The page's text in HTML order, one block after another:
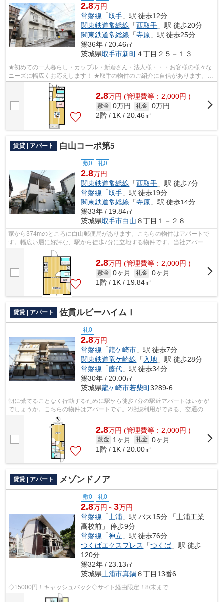
2.8万円
常磐線 「取手 」駅 徒歩12分
関東鉄道常総線 「西取手 」駅 徒歩20分
関東鉄道常総線 「寺原 」駅 徒歩25分
築36年 / 20.46㎡
茨城県取手市新町４丁目２５－１３
★初めての一人暮らし・カップル・新婚さん・法人様・・・お客様の様々な
ニーズに幅広くお応えします！ ★取手の物件のご紹介に自信があります。取
手エリアの最新賃貸情報を幅広く豊富な...
2.8万円 (管理費等：2,000円 )
敷金 0万円 礼金 0万円
2階 / 1K / 20.46㎡
賃貸 | アパート 白山コーポ第5
敷0 礼0
2.8万円
関東鉄道常総線 「西取手 」駅 徒歩7分
常磐線 「取手 」駅 徒歩19分
関東鉄道常総線 「寺原 」駅 徒歩14分
築33年 / 19.84㎡
茨城県取手市白山 ８丁目１－２８
家から374mのところに白山郵便局があります。こちらの物件はアパートで
す。幅広い層に好評な、駅から徒歩7分に立地する物件です。当社アパート
マンション館 取手店があなた様にお届け...
2.8万円 (管理費等：2,000円 )
敷金 0ヶ月 礼金 0ヶ月
1階 / 1K / 19.84㎡
賃貸 | アパート 佐貫ルビーハイムⅠ
礼0
2.8万円
常磐線 「龍ケ崎市 」駅 徒歩7分
関東鉄道竜ケ崎線 「 入地 」駅 徒歩28分
常磐線 「藤代 」駅 徒歩34分
築30年 / 20.00㎡
茨城県龍ケ崎市若柴町3289-6
朝に慌てることなく行動するために駅から徒歩7分の駅近アパートはいかが
でしょうか。こちらの物件はアパートです。2沿線利用ができる、交通の便
の良い物件です。アパートマンション館...
2.8万円 (管理費等：2,000円 )
敷金 1ヶ月 礼金 0ヶ月
1階 / 1K / 20.00㎡
賃貸 | アパート メゾンドノア
敷0 礼0
2.8万円～3万円
常磐線 「土浦 」駅 バス15分 「土浦工業
高校前」 停歩9分
常磐線 「神立 」駅 徒歩76分
つくばエクスプレス
「つくば」駅 徒歩
120分
築32年 / 23.13㎡
茨城県土浦市真鍋６丁目13番6
◇15000円！キャッシュバック◇サイト経由限定！8/末まで